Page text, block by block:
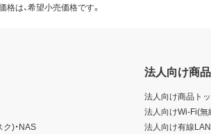
は、希望小売価格です。
)・NAS
法人向け商品
法人向け商品ト
法人向けWi-Fi(無
法人向け有線LAN